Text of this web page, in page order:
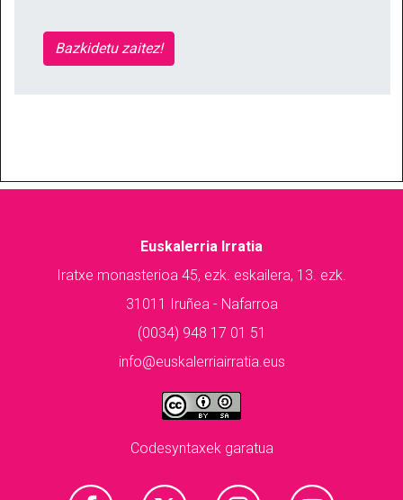
Bazkidetu zaitez!
Euskalerria Irratia
Iratxe monasterioa 45, ezk. eskailera, 13. ezk.
31011 Iruñea - Nafarroa
(0034) 948 17 01 51
info@euskalerriairratia.eus
Codesyntaxek garatua